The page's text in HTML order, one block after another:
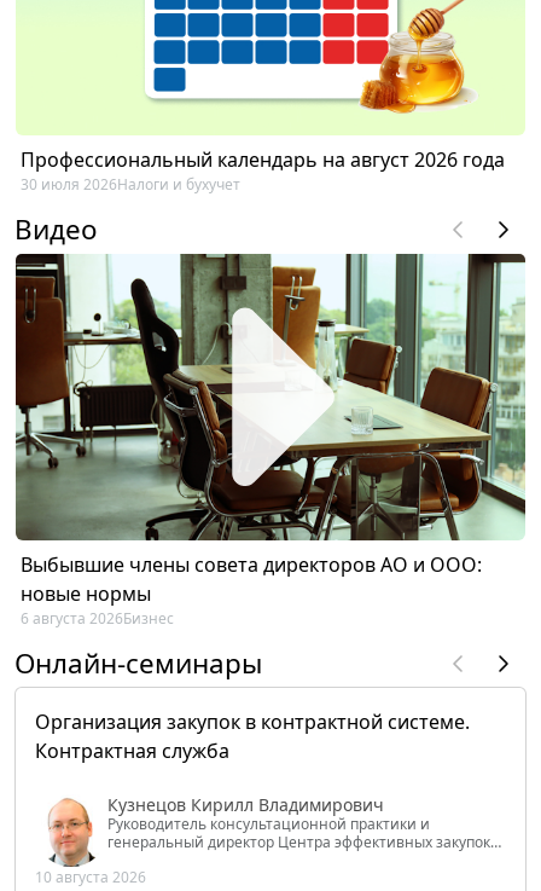
Профессиональный календарь на август 2026 года
30 июля 2026Налоги и бухучет
Видео
Выбывшие члены совета директоров АО и ООО:
новые нормы
6 августа 2026Бизнес
Онлайн-семинары
Организация закупок в контрактной системе.
Контрактная служба
Кузнецов Кирилл Владимирович
Руководитель консультационной практики и
генеральный директор Центра эффективных закупок
РФ
10 августа 2026